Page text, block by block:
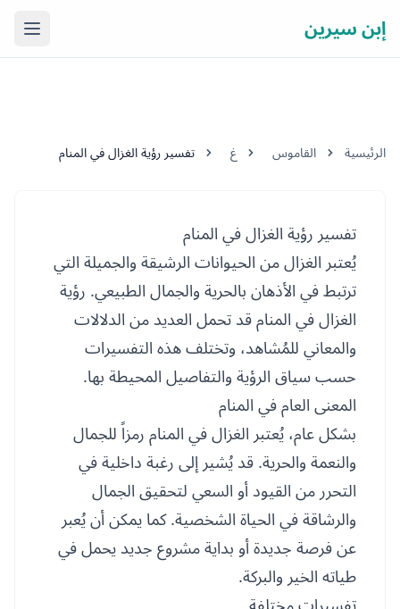
إبن سيرين فتح
الرئيسية القاموس غ تفسير رؤية الغزال في المنام
تفسير رؤية الغزال في المنام
يُعتبر الغزال من الحيوانات الرشيقة والجميلة التي
ترتبط في الأذهان بالحرية والجمال الطبيعي. رؤية
الغزال في المنام قد تحمل العديد من الدلالات
والمعاني للمُشاهد، وتختلف هذه التفسيرات
حسب سياق الرؤية والتفاصيل المحيطة بها.
المعنى العام في المنام
بشكل عام، يُعتبر الغزال في المنام رمزاً للجمال
والنعمة والحرية. قد يُشير إلى رغبة داخلية في
التحرر من القيود أو السعي لتحقيق الجمال
والرشاقة في الحياة الشخصية. كما يمكن أن يُعبر
عن فرصة جديدة أو بداية مشروع جديد يحمل في
طياته الخير والبركة.
تفسيرات مختلفة